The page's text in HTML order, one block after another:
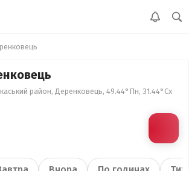
район, Деренковець, 49.44°Пн, 31.44°Сх